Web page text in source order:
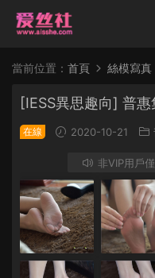
當前位置： 首頁 絲模寫真
[IESS異思趣向] 普
在線 2020-10-21
非VIP用戶